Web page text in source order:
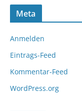
Meta
Anmelden
Eintrags-Feed
Kommentar-Feed
WordPress.org